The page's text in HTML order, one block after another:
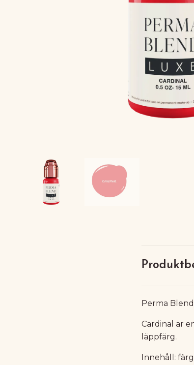
Perma Blend
Cardinal är
läppfärg.
Innehåll: